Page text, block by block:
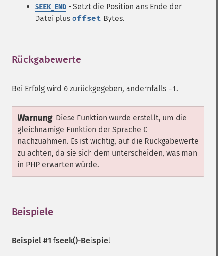
SEEK_END - Setzt die Position ans Ende der
Datei plus offset Bytes.
Rückgabewerte
Bei Erfolg wird 0 zurückgegeben, andernfalls -1.
Warnung Diese Funktion wurde erstellt, um die
gleichnamige Funktion der Sprache C
nachzuahmen. Es ist wichtig, auf die Rückgabewerte
zu achten, da sie sich dem unterscheiden, was man
in PHP erwarten würde.
Beispiele
Beispiel #1 fseek()-Beispiel